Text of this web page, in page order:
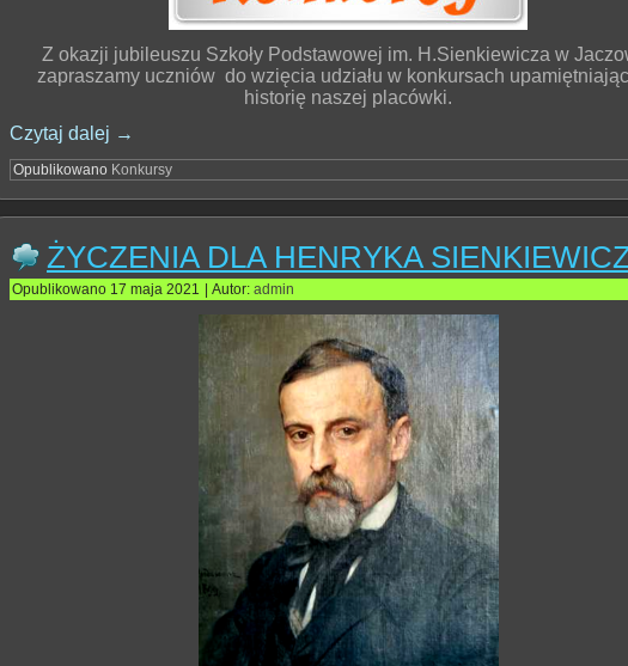
Z okazji jubileuszu Szkoły Podstawowej im. H.Sienkiewicza w
zapraszamy uczniów do wzięcia udziału w konkursach
historię naszej placówki.
Czytaj dalej →
Opublikowano Konkursy
ŻYCZENIA DLA HENRYKA
Opublikowano 17 maja 2021 Autor: admin